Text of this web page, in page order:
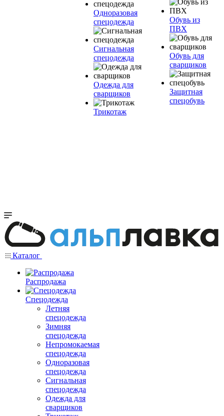
Одноразовая
спецодежда
Сигнальная
спецодежда
Одежда для
сварщиков
Трикотаж
Обувь из
ПВХ
Обувь для
сварщиков
Защитная
спецобувь
Каталог
Распродажа
Спецодежда
Летняя
спецодежда
Зимняя
спецодежда
Непромокаемая
спецодежда
Одноразовая
спецодежда
Сигнальная
спецодежда
Одежда для
сварщиков